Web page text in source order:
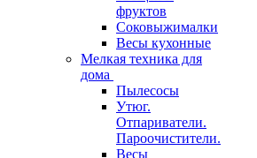
фруктов
Соковыжималки
Весы кухонные
Мелкая техника для
дома
Пылесосы
Утюг.
Отпариватели.
Пароочистители.
Весы